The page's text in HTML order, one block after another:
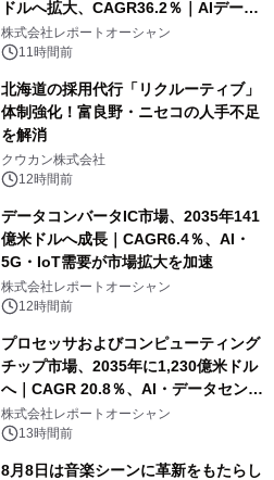
ドルへ拡大、CAGR36.2％｜AIデータ
センター・高速光通信需要が成長を加
速
株式会社レポートオーシャン
11時間前
北海道の採用代行「リクルーティブ」
体制強化！富良野・ニセコの人手不足
を解消
クウカン株式会社
12時間前
データコンバータIC市場、2035年141
億米ドルへ成長｜CAGR6.4％、AI・
5G・IoT需要が市場拡大を加速
株式会社レポートオーシャン
12時間前
プロセッサおよびコンピューティング
チップ市場、2035年に1,230億米ドル
へ｜CAGR 20.8％、AI・データセンタ
ー需要が成長を牽引
株式会社レポートオーシャン
13時間前
8月8日は音楽シーンに革新をもたらし